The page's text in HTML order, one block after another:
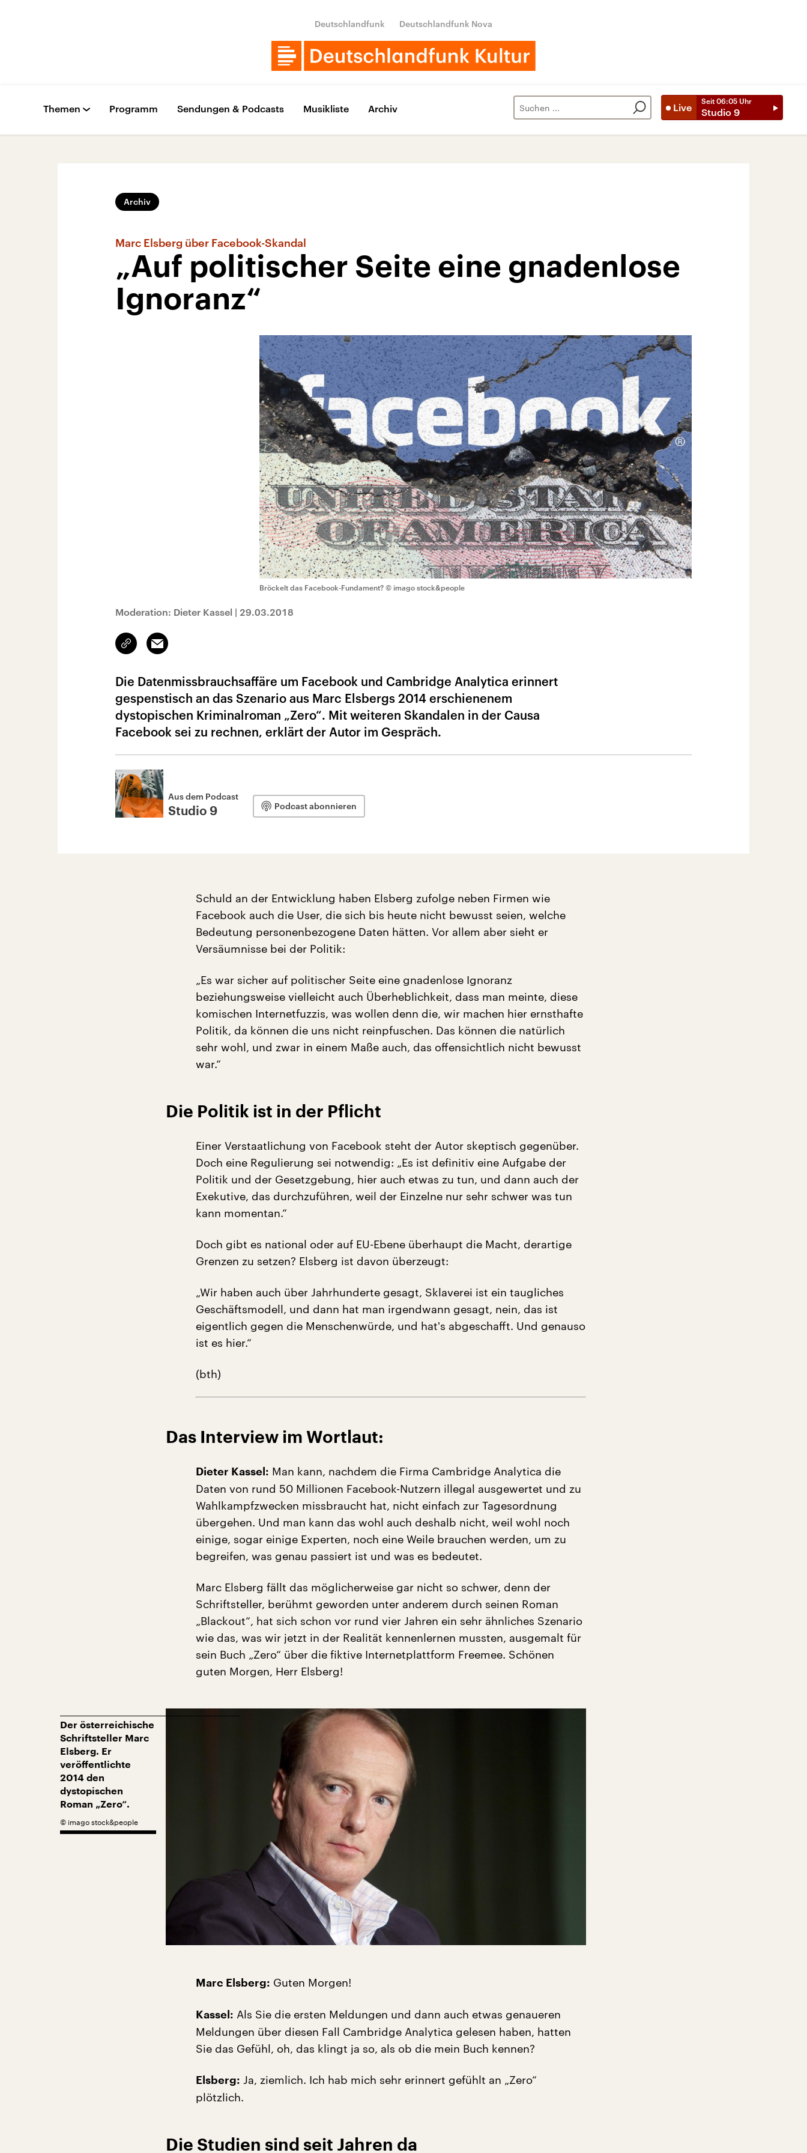
Deutschlandfunk Deutschlandfunk Nova
Live
Seit 06:05 Uhr
Studio 9
Themen Programm Sendungen & Podcasts Musikliste Archiv
Archiv
Marc Elsberg über Facebook-Skandal
„Auf politischer Seite eine gnadenlose
Ignoranz“
Bröckelt das Facebook-Fundament? © imago stock&people
Moderation: Dieter Kassel | 29.03.2018
Link
kopieren/teilen
Email
Die Datenmissbrauchsaffäre um Facebook und Cambridge Analytica erinnert
gespenstisch an das Szenario aus Marc Elsbergs 2014 erschienenem
dystopischen Kriminalroman „Zero“. Mit weiteren Skandalen in der Causa
Facebook sei zu rechnen, erklärt der Autor im Gespräch.
Aus dem Podcast
Studio 9 Podcast abonnieren
Schuld an der Entwicklung haben Elsberg zufolge neben Firmen wie
Facebook auch die User, die sich bis heute nicht bewusst seien, welche
Bedeutung personenbezogene Daten hätten. Vor allem aber sieht er
Versäumnisse bei der Politik:
„Es war sicher auf politischer Seite eine gnadenlose Ignoranz
beziehungsweise vielleicht auch Überheblichkeit, dass man meinte, diese
komischen Internetfuzzis, was wollen denn die, wir machen hier ernsthafte
Politik, da können die uns nicht reinpfuschen. Das können die natürlich
sehr wohl, und zwar in einem Maße auch, das offensichtlich nicht bewusst
war.“
Die Politik ist in der Pflicht
Einer Verstaatlichung von Facebook steht der Autor skeptisch gegenüber.
Doch eine Regulierung sei notwendig: „Es ist definitiv eine Aufgabe der
Politik und der Gesetzgebung, hier auch etwas zu tun, und dann auch der
Exekutive, das durchzuführen, weil der Einzelne nur sehr schwer was tun
kann momentan.“
Doch gibt es national oder auf EU-Ebene überhaupt die Macht, derartige
Grenzen zu setzen? Elsberg ist davon überzeugt:
„Wir haben auch über Jahrhunderte gesagt, Sklaverei ist ein taugliches
Geschäftsmodell, und dann hat man irgendwann gesagt, nein, das ist
eigentlich gegen die Menschenwürde, und hat's abgeschafft. Und genauso
ist es hier.“
(bth)
Das Interview im Wortlaut:
Dieter Kassel: Man kann, nachdem die Firma Cambridge Analytica die
Daten von rund 50 Millionen Facebook-Nutzern illegal ausgewertet und zu
Wahlkampfzwecken missbraucht hat, nicht einfach zur Tagesordnung
übergehen. Und man kann das wohl auch deshalb nicht, weil wohl noch
einige, sogar einige Experten, noch eine Weile brauchen werden, um zu
begreifen, was genau passiert ist und was es bedeutet.
Marc Elsberg fällt das möglicherweise gar nicht so schwer, denn der
Schriftsteller, berühmt geworden unter anderem durch seinen Roman
„Blackout“, hat sich schon vor rund vier Jahren ein sehr ähnliches Szenario
wie das, was wir jetzt in der Realität kennenlernen mussten, ausgemalt für
sein Buch „Zero“ über die fiktive Internetplattform Freemee. Schönen
guten Morgen, Herr Elsberg!
Der österreichische
Schriftsteller Marc
Elsberg. Er
veröffentlichte
2014 den
dystopischen
Roman „Zero“.
© imago stock&people
Marc Elsberg: Guten Morgen!
Kassel: Als Sie die ersten Meldungen und dann auch etwas genaueren
Meldungen über diesen Fall Cambridge Analytica gelesen haben, hatten
Sie das Gefühl, oh, das klingt ja so, als ob die mein Buch kennen?
Elsberg: Ja, ziemlich. Ich hab mich sehr erinnert gefühlt an „Zero“
plötzlich.
Die Studien sind seit Jahren da